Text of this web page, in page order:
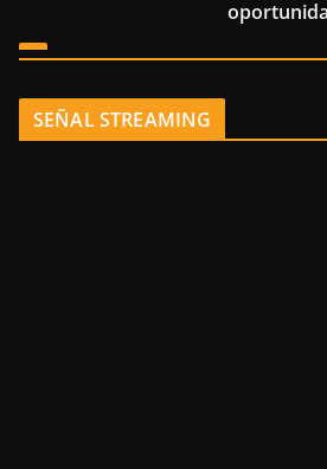
SEÑAL STREAMING